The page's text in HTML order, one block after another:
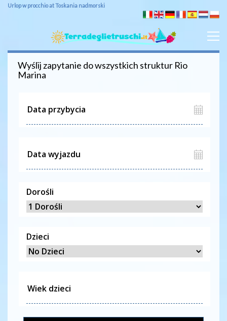
Urlop w procchio at Toskania nadmorski
Wyślij zapytanie do wszystkich struktur Rio
Marina
Dorośli
Dzieci